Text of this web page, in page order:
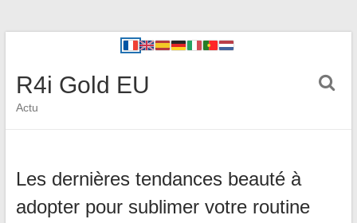
R4i Gold EU
Actu
Les dernières tendances beauté à
adopter pour sublimer votre routine